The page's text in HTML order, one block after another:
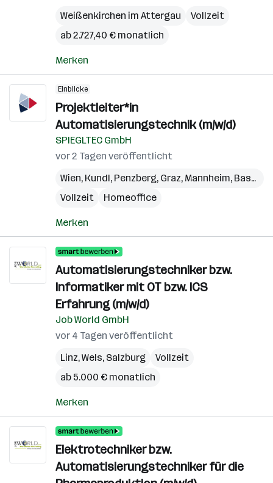
Weißenkirchen im Attergau
Vollzeit
ab 2.727,40 € monatlich
Merken
Einblicke
Projektleiter*in
Automatisierungstechnik (m/w/d)
SPIEGLTEC GmbH
vor 2 Tagen veröffentlicht
Wien, Kundl, Penzberg, Graz, Mannheim, Basel
Vollzeit
Homeoffice
Merken
Automatisierungstechniker bzw.
Informatiker mit OT bzw. ICS
Erfahrung (m/w/d)
Job World GmbH
vor 4 Tagen veröffentlicht
Linz,Wels, Salzburg
Vollzeit
ab 5.000 € monatlich
Merken
Elektrotechniker bzw.
Automatisierungstechniker für die